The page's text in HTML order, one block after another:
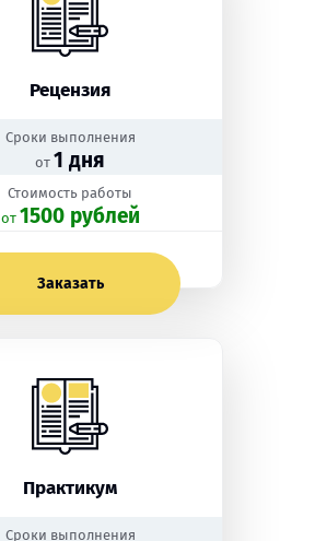
Рецензия
Сроки выполнения
от 1 дня
Стоимость работы
oт 1500 рублей
Заказать
Практикум
Сроки выполнения